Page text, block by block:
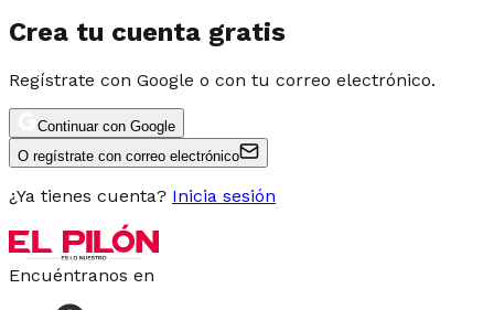
Crea tu cuenta gratis
Regístrate con Google o con tu correo electrónico.
Continuar con Google
O regístrate con correo electrónico
¿Ya tienes cuenta? Inicia sesión
Encuéntranos en